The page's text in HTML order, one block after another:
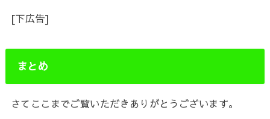
[下広告]
まとめ
さてここまでご覧いただきありがとうございます。